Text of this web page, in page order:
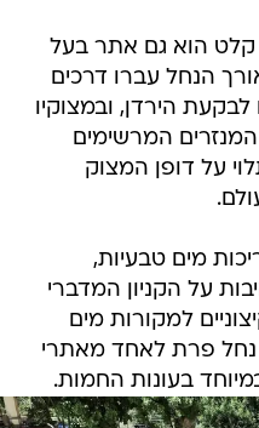
קלט הוא גם אתר בעל
הנחל עברו דרכים
הירדן, ובמצוקיו
המרשימים
על דופן המצוק
מים טבעיות,
על הקניון המדברי
למקורות מים
נחל פרת לאחד מאתרי
בעונות החמות.